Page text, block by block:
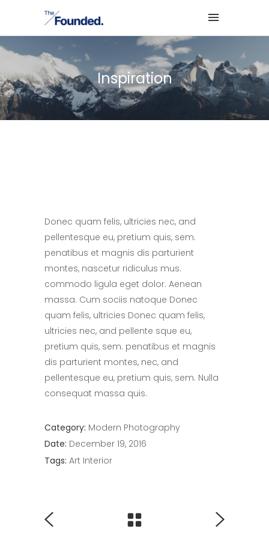
Inspiration
Donec quam felis, ultricies nec, and
pellentesque eu, pretium quis, sem.
penatibus et magnis dis parturient
montes, nascetur ridiculus mus.
commodo ligula eget dolor. Aenean
massa. Cum sociis natoque Donec
quam felis, ultricies Donec quam felis,
ultricies nec, and pellente sque eu,
pretium quis, sem. penatibus et magnis
dis parturient montes, nec, and
pellentesque eu, pretium quis, sem. Nulla
consequat massa quis.
Category: Modern Photography
Date: December 19, 2016
Tags: Art Interior